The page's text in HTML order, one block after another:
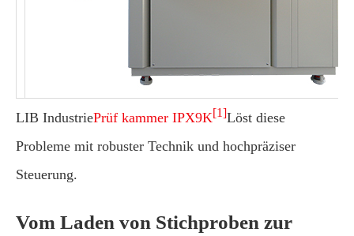
LIB IndustriePrüf kammer IPX9K[1]Löst diese
Probleme mit robuster Technik und hochpräziser
Steuerung.
Vom Laden von Stichproben zur